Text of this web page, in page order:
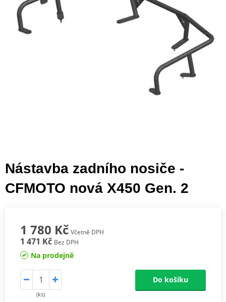
Nástavba zadního nosiče -
CFMOTO nová X450 Gen. 2
1 780 Kč Včetně DPH
1 471 Kč Bez DPH
Na prodejně
(ks)
Do košíku